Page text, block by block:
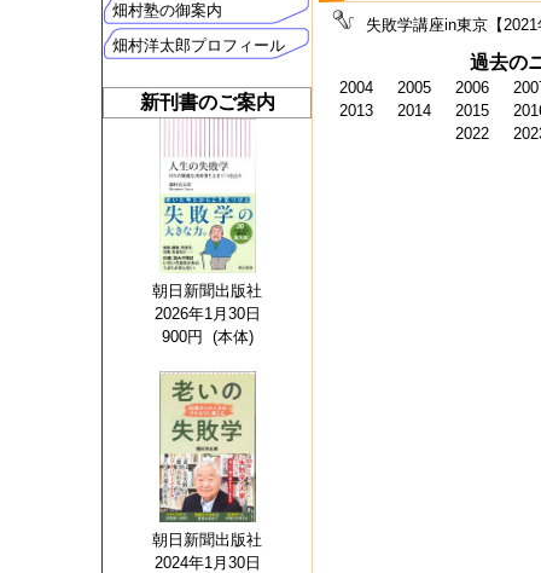
畑村塾の御案内
畑村洋太郎プロフィール
新刊書のご案内
朝日新聞出版社
2026年1月30日
900円 (本体)
朝日新聞出版社
2024年1月30日
失敗学講座in東京【
過去の
2004 2005 2006
2013
2014 2015
2022